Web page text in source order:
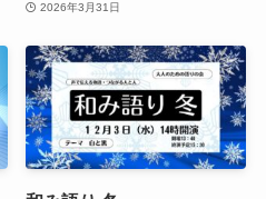
2026年3月31日